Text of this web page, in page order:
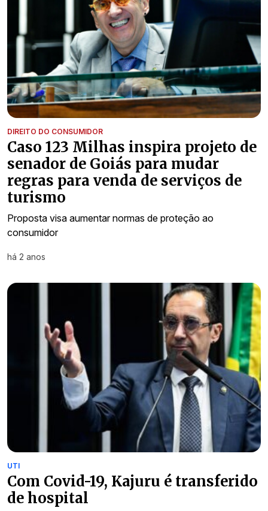
DIREITO DO CONSUMIDOR
Caso 123 Milhas inspira projeto de
senador de Goiás para mudar
regras para venda de serviços de
turismo
Proposta visa aumentar normas de proteção ao
consumidor
há 2 anos
UTI
Com Covid-19, Kajuru é transferido
de hospital